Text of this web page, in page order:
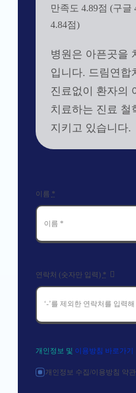
만족도 4.89점 (구글
4.84점)
병원은 아픈곳을
입니다. 드림연합
진료없이 환자의
치료하는 진료 철
지키고 있습니다.
이름 *
연락처 (숫자만 입력) *
개인정보 및 이용방침 바로가기
개인정보 수집/이용방침 약